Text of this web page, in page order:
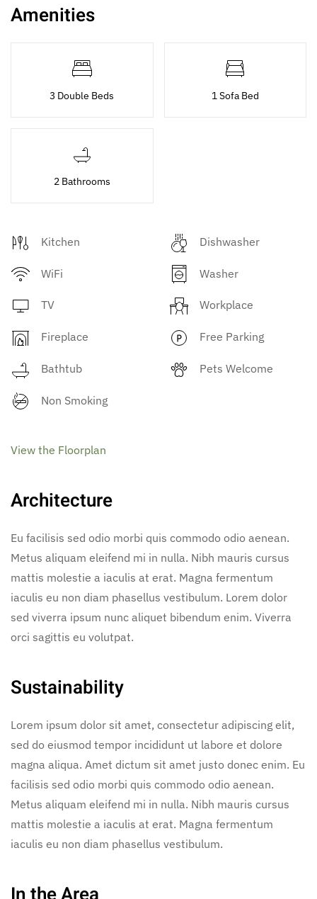
Amenities
3 Double Beds 1 Sofa Bed
2 Bathrooms
Kitchen Dishwasher
WiFi Washer
TV Workplace
Fireplace Free Parking
Bathtub Pets Welcome
Non Smoking
View the Floorplan
Architecture
Eu facilisis sed odio morbi quis commodo odio aenean.
Metus aliquam eleifend mi in nulla. Nibh mauris cursus
mattis molestie a iaculis at erat. Magna fermentum
iaculis eu non diam phasellus vestibulum. Lorem dolor
sed viverra ipsum nunc aliquet bibendum enim. Viverra
orci sagittis eu volutpat.
Sustainability
Lorem ipsum dolor sit amet, consectetur adipiscing elit,
sed do eiusmod tempor incididunt ut labore et dolore
magna aliqua. Amet dictum sit amet justo donec enim. Eu
facilisis sed odio morbi quis commodo odio aenean.
Metus aliquam eleifend mi in nulla. Nibh mauris cursus
mattis molestie a iaculis at erat. Magna fermentum
iaculis eu non diam phasellus vestibulum.